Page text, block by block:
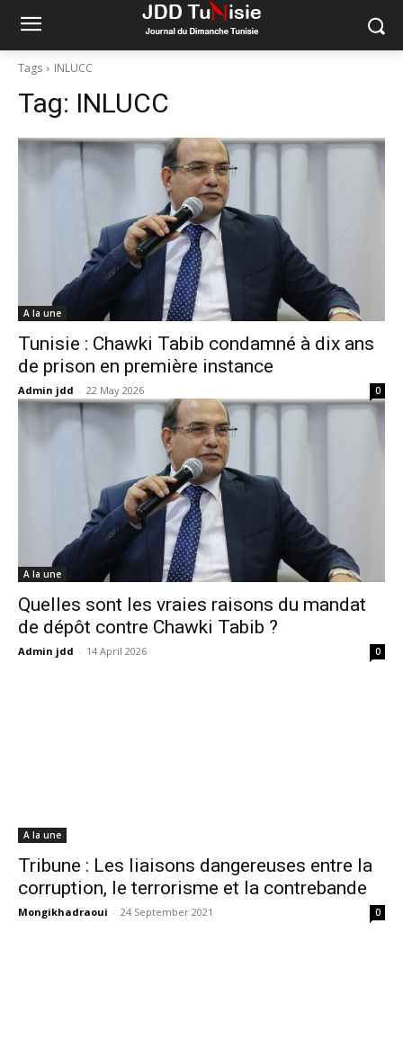
Tags INLUCC
Tag: INLUCC
A la une
Tunisie : Chawki Tabib condamné à dix ans
de prison en première instance
Admin jdd - 22 May 2026 0
A la une
Quelles sont les vraies raisons du mandat
de dépôt contre Chawki Tabib ?
Admin jdd - 14 April 2026 0
A la une
Tribune : Les liaisons dangereuses entre la
corruption, le terrorisme et la contrebande
Mongikhadraoui - 24 September 2021 0